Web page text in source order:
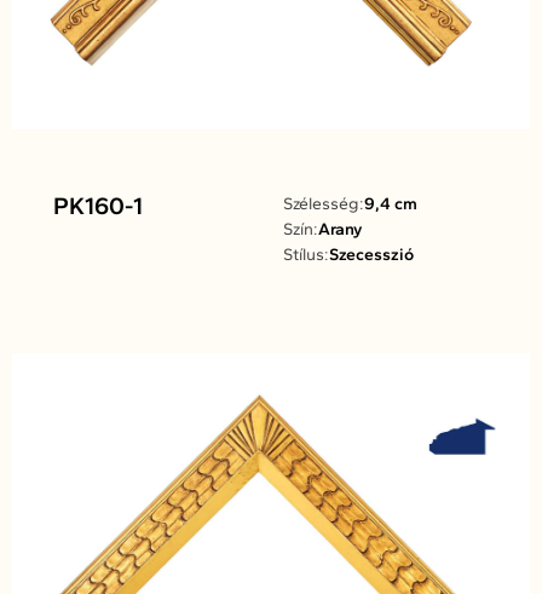
PK160-1 Szélesség:9,4 cm
Szín:Arany
Stílus:Szecesszió